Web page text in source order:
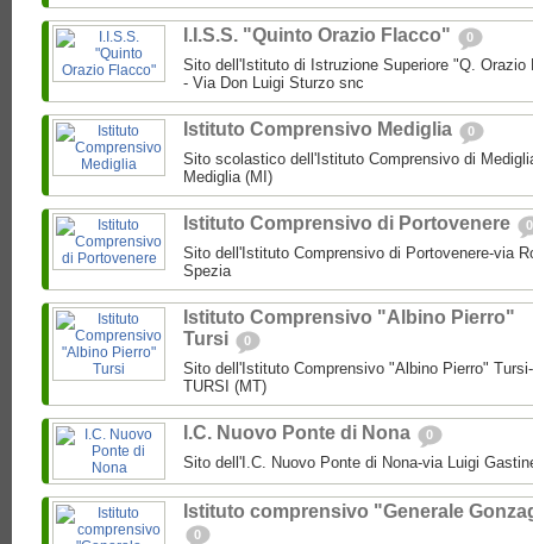
I.I.S.S. "Quinto Orazio Flacco" 0
Sito dell'Istituto di Istruzione Superiore "Q. Orazio
- Via Don Luigi Sturzo snc
Istituto Comprensivo Mediglia 0
Sito scolastico dell'Istituto Comprensivo di
Mediglia (MI)
Istituto Comprensivo di Portovenere 0
Sito dell'Istituto Comprensivo di Portovenere-via
Spezia
Istituto Comprensivo "Albino Pierro"
Tursi
0
Sito dell'Istituto Comprensivo "Albino Pierro"
TURSI (MT)
I.C. Nuovo Ponte di Nona 0
Sito dell'I.C. Nuovo Ponte di Nona-via Luigi
Istituto comprensivo "Generale
0